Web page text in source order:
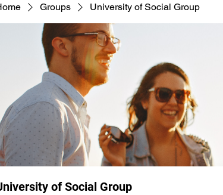
Groups University of Social Group
of Social Group